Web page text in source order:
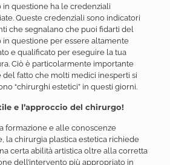
in questione ha le credenziali
Queste credenziali sono indicatori
che segnalano che puoi fidarti del
in questione per essere altamente
e qualificato per eseguire la tua
Ciò è particolarmente importante
del fatto che molti medici inesperti si
“chirurghi estetici” in questi giorni.
e l’approccio del chirurgo!
formazione e alle conoscenze
la chirurgia plastica estetica richiede
certa abilità artistica oltre alla corretta
dell’intervento più appropriato in